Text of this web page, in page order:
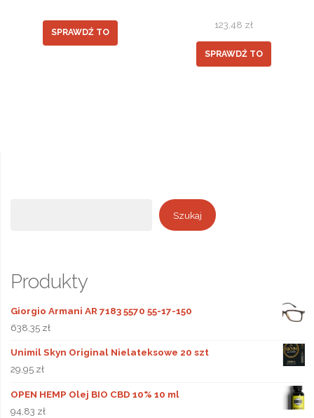
SPRAWDŹ TO
123,48 zł
SPRAWDŹ TO
Szukaj
Produkty
Giorgio Armani AR 7183 5570 55-17-150
638,35 zł
Unimil Skyn Original Nielateksowe 20 szt
29,95 zł
OPEN HEMP Olej BIO CBD 10% 10 ml
94,83 zł